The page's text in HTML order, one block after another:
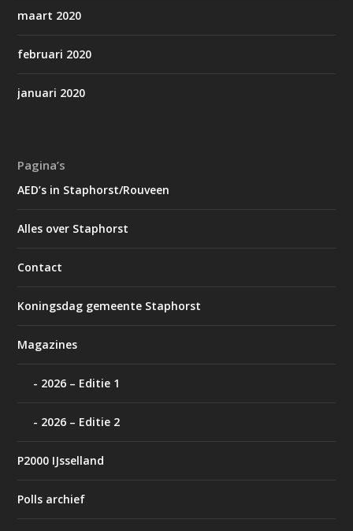
maart 2020
februari 2020
januari 2020
Pagina’s
AED’s in Staphorst/Rouveen
Alles over Staphorst
Contact
Koningsdag gemeente Staphorst
Magazines
2026 – Editie 1
2026 – Editie 2
P2000 IJsselland
Polls archief